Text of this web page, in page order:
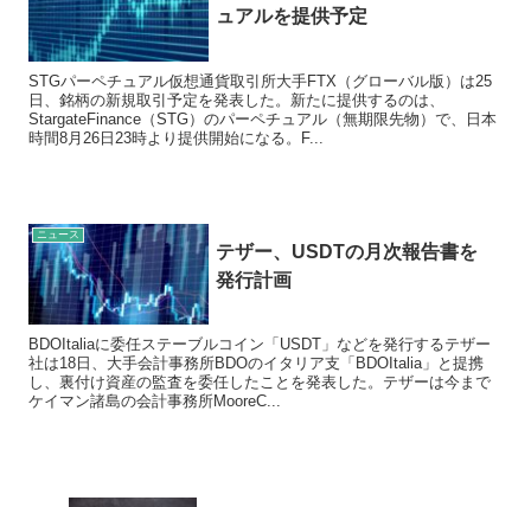
ュアルを提供予定
STGパーペチュアル仮想通貨取引所大手FTX（グローバル版）は25
日、銘柄の新規取引予定を発表した。新たに提供するのは、
StargateFinance（STG）のパーペチュアル（無期限先物）で、日本
時間8月26日23時より提供開始になる。F...
ニュース
テザー、USDTの月次報告書を
発行計画
BDOItaliaに委任ステーブルコイン「USDT」などを発行するテザー
社は18日、大手会計事務所BDOのイタリア支「BDOItalia」と提携
し、裏付け資産の監査を委任したことを発表した。テザーは今まで
ケイマン諸島の会計事務所MooreC...